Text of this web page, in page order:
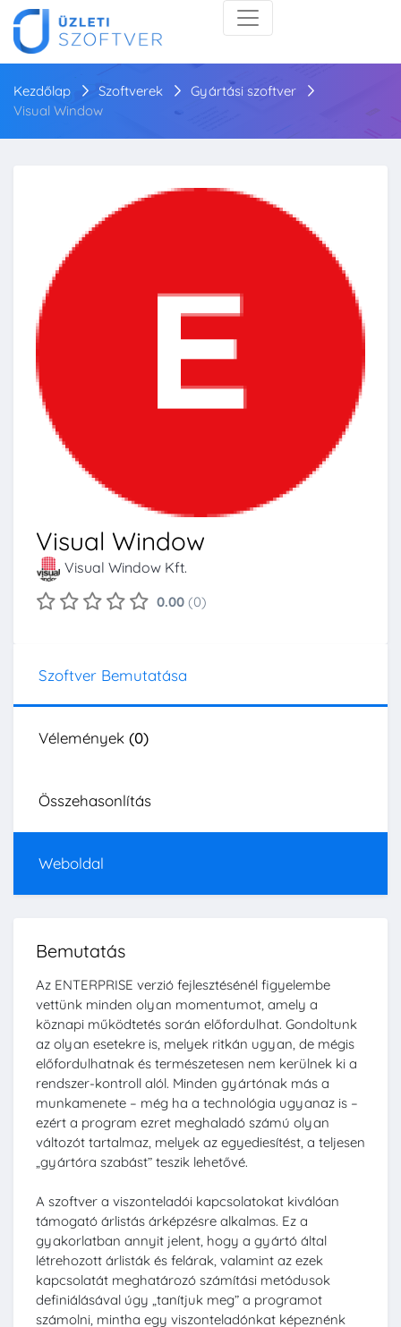
Kezdőlap Szoftverek
Gyártási szoftver
Visual Window
Visual Window
Visual Window Kft.
0.00 (0)
Szoftver Bemutatása
Vélemények (0)
Összehasonlítás
Weboldal
Bemutatás
Az ENTERPRISE verzió fejlesztésénél figyelembe
vettünk minden olyan momentumot, amely a
köznapi működtetés során előfordulhat. Gondoltunk
az olyan esetekre is, melyek ritkán ugyan, de mégis
előfordulhatnak és természetesen nem kerülnek ki a
rendszer-kontroll alól. Minden gyártónak más a
munkamenete – még ha a technológia ugyanaz is –
ezért a program ezret meghaladó számú olyan
változót tartalmaz, melyek az egyediesítést, a teljesen
„gyártóra szabást” teszik lehetővé.
A szoftver a viszonteladói kapcsolatokat kiválóan
támogató árlistás árképzésre alkalmas. Ez a
gyakorlatban annyit jelent, hogy a gyártó által
létrehozott árlisták és felárak, valamint az ezek
kapcsolatát meghatározó számítási metódusok
definiálásával úgy „tanítjuk meg” a programot
számolni, mintha egy viszonteladónkat képeznénk